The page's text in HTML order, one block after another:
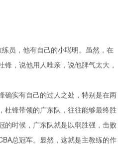
员，他有自己的小聪明。虽然，在
锋，说他用人唯亲，说他脾气太大，
确实有自己的过人之处，特别是在两
杜锋带领的广东队，往往能够最终胜
的时候，广东队就是以弱胜强，击败
总冠军。显然，这就是主教练的作